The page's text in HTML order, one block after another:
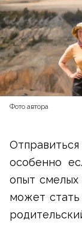
Фото автора
особенно
опыт смелых
может